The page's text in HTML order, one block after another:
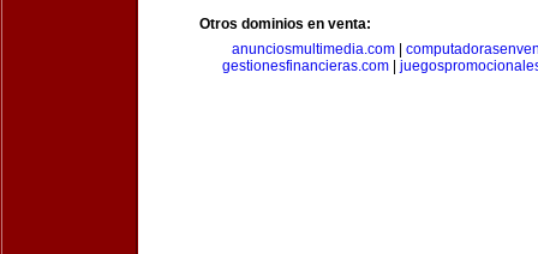
Otros dominios en venta:
anunciosmultimedia.com
gestionesfinancieras.com